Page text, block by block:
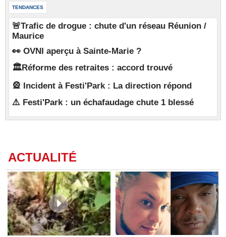
TENDANCES
🚨Trafic de drogue : chute d'un réseau Réunion /
Maurice
👀 OVNI aperçu à Sainte-Marie ?
🏛️Réforme des retraites : accord trouvé
🎡 Incident à Festi'Park : La direction répond
⚠️ Festi'Park : un échafaudage chute 1 blessé
ACTUALITÉ